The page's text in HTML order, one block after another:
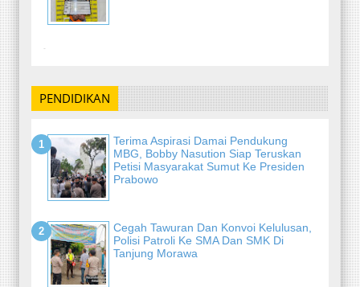
-
PENDIDIKAN
Terima Aspirasi Damai Pendukung
MBG, Bobby Nasution Siap Teruskan
Petisi Masyarakat Sumut Ke Presiden
Prabowo
Cegah Tawuran Dan Konvoi Kelulusan,
Polisi Patroli Ke SMA Dan SMK Di
Tanjung Morawa